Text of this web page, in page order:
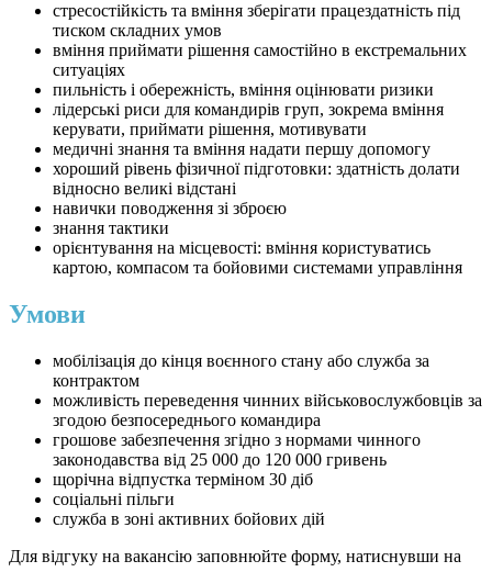
стресостійкість та вміння зберігати працездатність під
тиском складних умов
вміння приймати рішення самостійно в екстремальних
ситуаціях
пильність і обережність, вміння оцінювати ризики
лідерські риси для командирів груп, зокрема вміння
керувати, приймати рішення, мотивувати
медичні знання та вміння надати першу допомогу
хороший рівень фізичної підготовки: здатність долати
відносно великі відстані
навички поводження зі зброєю
знання тактики
орієнтування на місцевості: вміння користуватись
картою, компасом та бойовими системами управління
Умови
мобілізація до кінця воєнного стану або служба за
контрактом
можливість переведення чинних військовослужбовців за
згодою безпосереднього командира
грошове забезпечення згідно з нормами чинного
законодавства від 25 000 до 120 000 гривень
щорічна відпустка терміном 30 діб
соціальні пільги
служба в зоні активних бойових дій
Для відгуку на вакансію заповнюйте форму, натиснувши на